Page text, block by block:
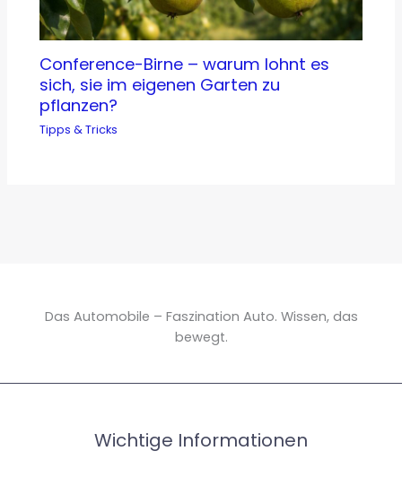
Conference-Birne – warum lohnt es
sich, sie im eigenen Garten zu
pflanzen?
Tipps & Tricks
Das Automobile – Faszination Auto. Wissen, das
bewegt.
Wichtige Informationen